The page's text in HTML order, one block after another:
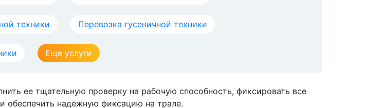
техники Перевозка гусеничной техники
Еще услуги
ее тщательную проверку на рабочую способность, фиксировать все
обеспечить надежную фиксацию на трале.